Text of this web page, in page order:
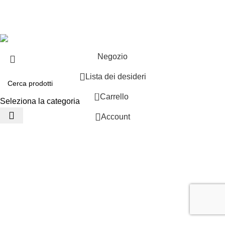
Seleziona la categoria
Negozio
Lista dei desideri
0 Carrello
Account